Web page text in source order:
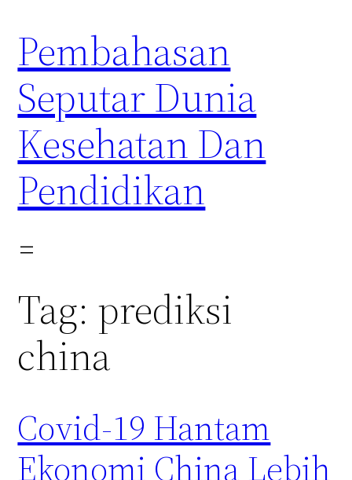
content
Pembahasan
Seputar Dunia
Kesehatan Dan
Pendidikan
Tag: prediksi
china
Covid-19 Hantam
Ekonomi China Lebih